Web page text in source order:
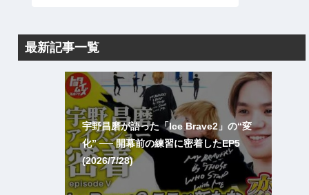
最新記事一覧
宇野昌磨が語った「Ice Brave2」の“変
化” ── 開幕前の練習に密着したEP5
(2026/7/28)